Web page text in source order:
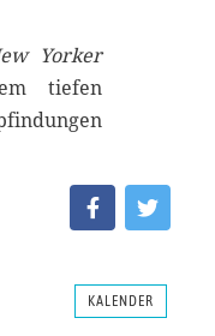
Yorker
tiefen
KALENDER